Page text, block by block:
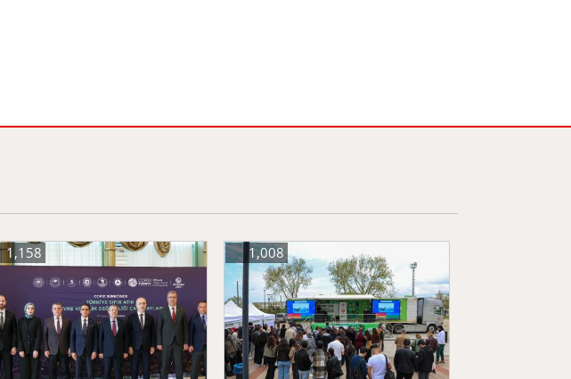
1,158 1,008